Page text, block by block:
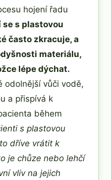
hojení řadu
se s plastovou
často zkracuje, a
materiálu,
lépe dýchat.
odolnější vůči vodě,
a přispívá k
během
s plastovou
dříve vrátit k
je chůze nebo lehčí
vliv na jejich